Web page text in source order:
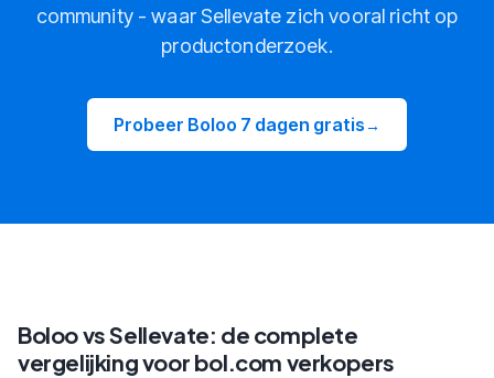
community - waar Sellevate zich vooral richt op
productonderzoek.
Probeer Boloo 7 dagen gratis→
Boloo vs Sellevate: de complete
vergelijking voor bol.com verkopers